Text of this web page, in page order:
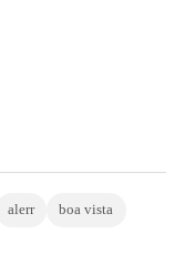
alerr boa vista